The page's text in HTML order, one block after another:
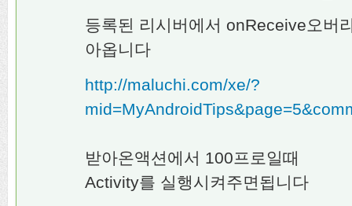
등록된 리시버에서 onReceive오버
아옵니다
http://maluchi.com/xe/?
받아온액션에서 100프로일때
Activity를 실행시켜주면됩니다